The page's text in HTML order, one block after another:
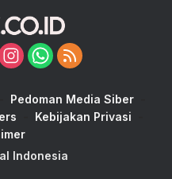
Pedoman Media Siber
Kebijakan Privasi
Indonesia